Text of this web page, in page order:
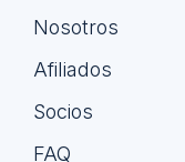
Nosotros
Afiliados
Socios
FAQ